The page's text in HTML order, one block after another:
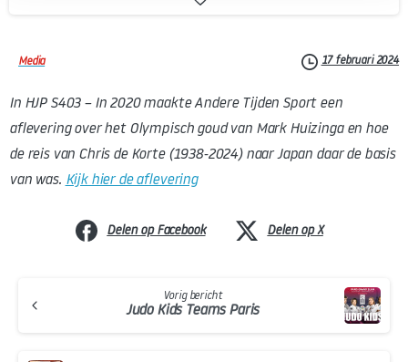
Media 17 februari 2024
In HJP S403 – In 2020 maakte Andere Tijden Sport een
aflevering over het Olympisch goud van Mark Huizinga en hoe
de reis van Chris de Korte (1938-2024) naar Japan daar de basis
van was. Kijk hier de aflevering
Delen op Facebook Delen op X
Reading
Vorig bericht
Judo Kids Teams Paris